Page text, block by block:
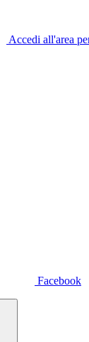
Accedi all'area
Facebook